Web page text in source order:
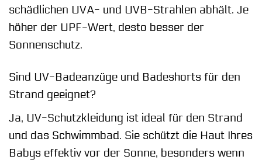
schädlichen UVA- und UVB-Strahlen abhält. Je
höher der UPF-Wert, desto besser der
Sonnenschutz.
Sind UV-Badeanzüge und Badeshorts für den
Strand geeignet?
Ja, UV-Schutzkleidung ist ideal für den Strand
und das Schwimmbad. Sie schützt die Haut Ihres
Babys effektiv vor der Sonne, besonders wenn